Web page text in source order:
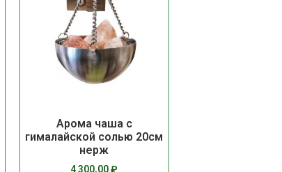
Арома чаша с
гималайской солью 20см
нерж
4 300,00₽